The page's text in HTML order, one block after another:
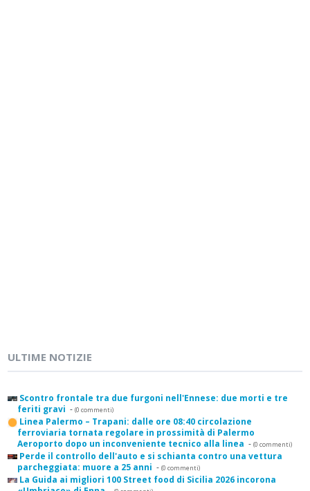
ULTIME NOTIZIE
Scontro frontale tra due furgoni nell'Ennese: due morti e tre
feriti gravi - (0 commenti)
Linea Palermo – Trapani: dalle ore 08:40 circolazione
ferroviaria tornata regolare in prossimità di Palermo
Aeroporto dopo un inconveniente tecnico alla linea - (0 commenti)
Perde il controllo dell'auto e si schianta contro una vettura
parcheggiata: muore a 25 anni - (0 commenti)
La Guida ai migliori 100 Street food di Sicilia 2026 incorona